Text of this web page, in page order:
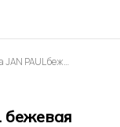
MONTANA Сумка JAN PAUL бежевая
бежевая